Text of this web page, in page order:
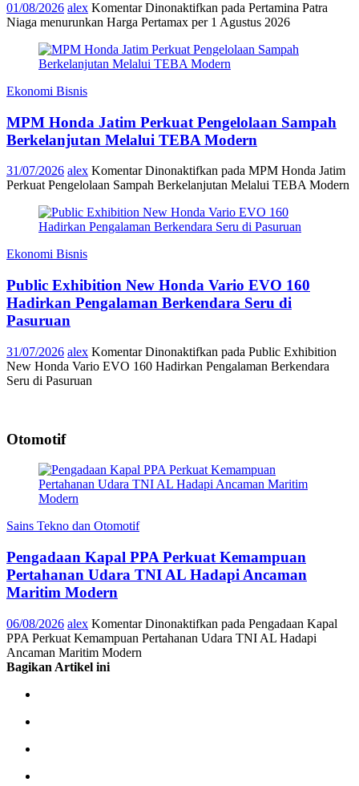
01/08/2026 alex Komentar Dinonaktifkan pada Pertamina Patra
Niaga menurunkan Harga Pertamax per 1 Agustus 2026
Ekonomi Bisnis
MPM Honda Jatim Perkuat Pengelolaan Sampah
Berkelanjutan Melalui TEBA Modern
31/07/2026 alex Komentar Dinonaktifkan pada MPM Honda Jatim
Perkuat Pengelolaan Sampah Berkelanjutan Melalui TEBA Modern
Ekonomi Bisnis
Public Exhibition New Honda Vario EVO 160
Hadirkan Pengalaman Berkendara Seru di
Pasuruan
31/07/2026 alex Komentar Dinonaktifkan pada Public Exhibition
New Honda Vario EVO 160 Hadirkan Pengalaman Berkendara
Seru di Pasuruan
Otomotif
Sains Tekno dan Otomotif
Pengadaan Kapal PPA Perkuat Kemampuan
Pertahanan Udara TNI AL Hadapi Ancaman
Maritim Modern
06/08/2026 alex Komentar Dinonaktifkan pada Pengadaan Kapal
PPA Perkuat Kemampuan Pertahanan Udara TNI AL Hadapi
Ancaman Maritim Modern
Bagikan Artikel ini